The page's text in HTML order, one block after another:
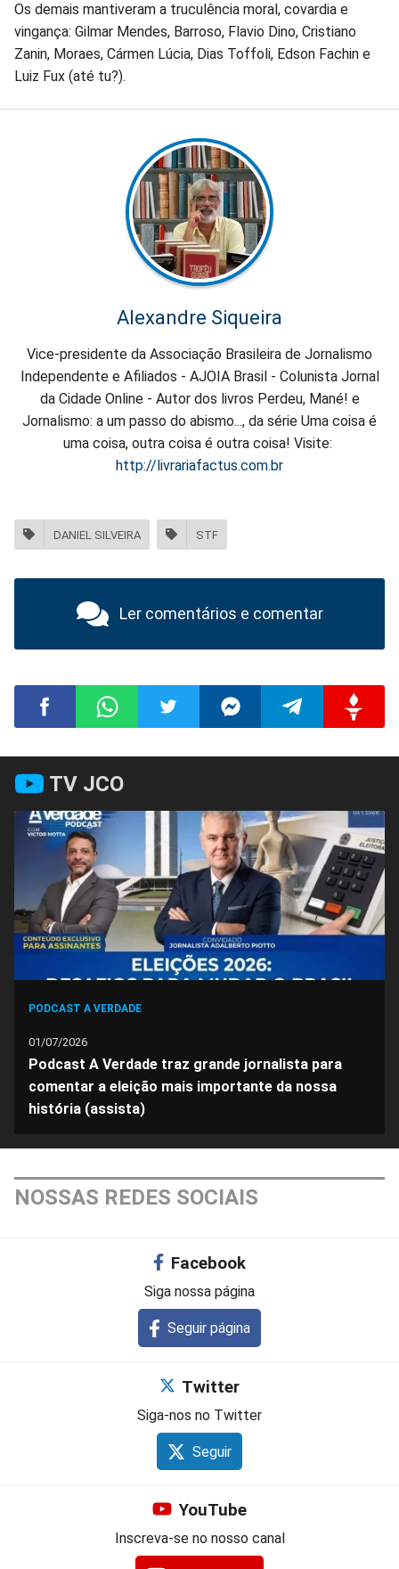
Os demais mantiveram a truculência moral, covardia e
vingança: Gilmar Mendes, Barroso, Flavio Dino, Cristiano
Zanin, Moraes, Cármen Lúcia, Dias Toffoli, Edson Fachin e
Luiz Fux (até tu?).
Alexandre Siqueira
Vice-presidente da Associação Brasileira de Jornalismo
Independente e Afiliados - AJOIA Brasil - Colunista Jornal
da Cidade Online - Autor dos livros Perdeu, Mané! e
Jornalismo: a um passo do abismo..., da série Uma coisa é
uma coisa, outra coisa é outra coisa! Visite:
http://livrariafactus.com.br
DANIEL SILVEIRA STF
Ler comentários e comentar
no
Facebook
no
Whatsapp
no
Twitter
no
Messenger
no
Telegram
no
Gettr
TV JCO
PODCAST A VERDADE
01/07/2026
Podcast A Verdade traz grande jornalista para
comentar a eleição mais importante da nossa
história (assista)
NOSSAS REDES SOCIAIS
Facebook
Siga nossa página
Seguir página
Twitter
Siga-nos no Twitter
Seguir
YouTube
Inscreva-se no nosso canal